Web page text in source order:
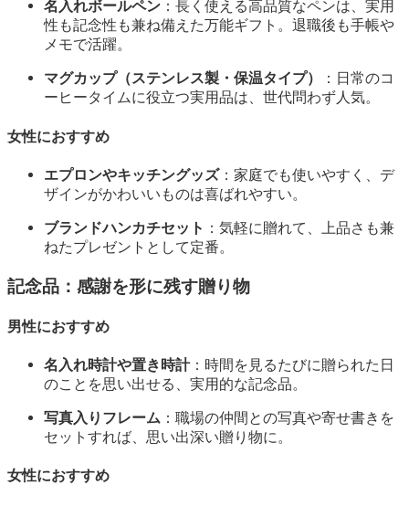
名入れボールペン ：長く使える高品質なペンは、実用
性も記念性も兼ね備えた万能ギフト。退職後も手帳や
メモで活躍。
マグカップ（ステンレス製・保温タイプ）
：日常のコ
ーヒータイムに役立つ実用品は、世代問わず人気。
女性におすすめ
エプロンやキッチングッズ：家庭でも使いやすく、デ
ザインがかわいいものは喜ばれやすい。
ブランドハンカチセット ：気軽に贈れて、上品さも兼
ねたプレゼントとして定番。
記念品：感謝を形に残す贈り物
男性におすすめ
名入れ時計や置き時計：時間を見るたびに贈られた日
のことを思い出せる、実用的な記念品。
写真入りフレーム ：職場の仲間との写真や寄せ書きを
セットすれば、思い出深い贈り物に。
女性におすすめ